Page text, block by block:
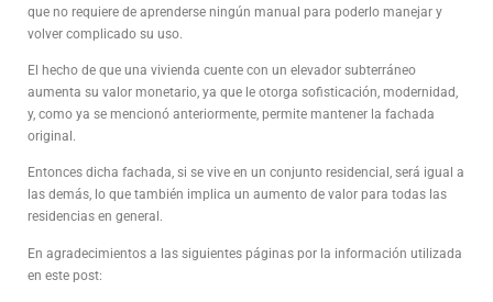
que no requiere de aprenderse ningún manual para poderlo manejar y
volver complicado su uso.
El hecho de que una vivienda cuente con un elevador subterráneo
aumenta su valor monetario, ya que le otorga sofisticación, modernidad,
y, como ya se mencionó anteriormente, permite mantener la fachada
original.
Entonces dicha fachada, si se vive en un conjunto residencial, será igual a
las demás, lo que también implica un aumento de valor para todas las
residencias en general.
En agradecimientos a las siguientes páginas por la información utilizada
en este post: